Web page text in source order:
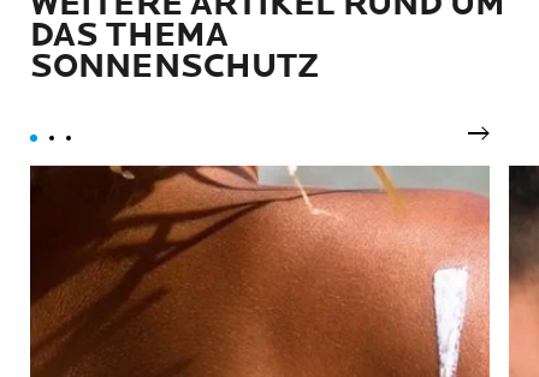
DAS THEMA
SONNENSCHUTZ